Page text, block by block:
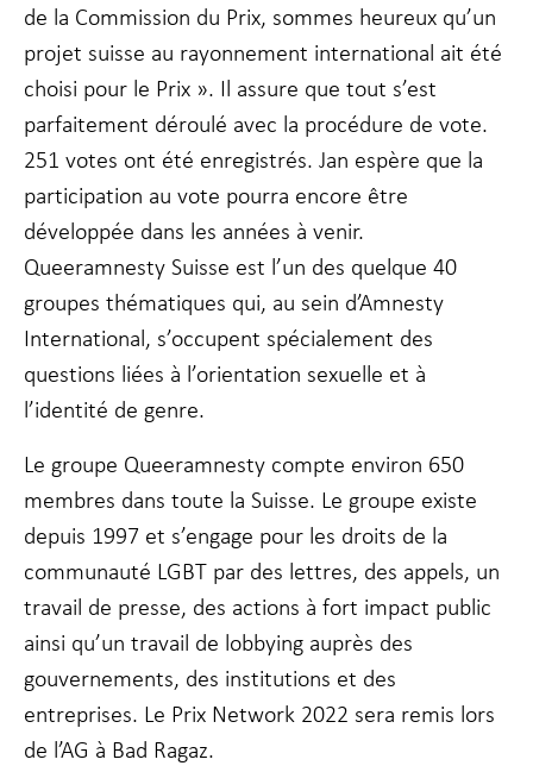
de la Commission du Prix, sommes heureux qu’un
projet suisse au rayonnement international ait été
choisi pour le Prix ». Il assure que tout s’est
parfaitement déroulé avec la procédure de vote.
251 votes ont été enregistrés. Jan espère que la
participation au vote pourra encore être
développée dans les années à venir.
Queeramnesty Suisse est l’un des quelque 40
groupes thématiques qui, au sein d’Amnesty
International, s’occupent spécialement des
questions liées à l’orientation sexuelle et à
l’identité de genre.
Le groupe Queeramnesty compte environ 650
membres dans toute la Suisse. Le groupe existe
depuis 1997 et s’engage pour les droits de la
communauté LGBT par des lettres, des appels, un
travail de presse, des actions à fort impact public
ainsi qu’un travail de lobbying auprès des
gouvernements, des institutions et des
entreprises. Le Prix Network 2022 sera remis lors
de l’AG à Bad Ragaz.
Statistiques
Afin que nous
puissions
améliorer la
et la
structure du
site Web, en
fonction de la
façon dont le
site Web est
utilisé.
Experience
Afin que notre
aussi bien que
possible lors
Si vous refusez
ces cookies,
fonctionnalités
disparaîtront
du site Web.
Marketing
En partageant